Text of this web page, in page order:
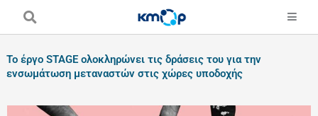
Το έργο STAGE ολοκληρώνει τις δράσεις του για την
ενσωμάτωση μεταναστών στις χώρες υποδοχής